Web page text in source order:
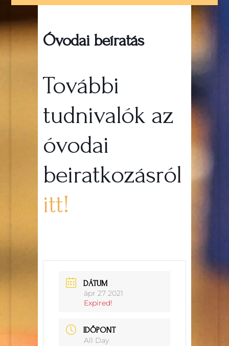
Óvodai beíratás
További
tudnivalók az
óvodai
beiratkozásról
itt!
DÁTUM
ápr 27 2021
Expired!
IDŐPONT
All Day